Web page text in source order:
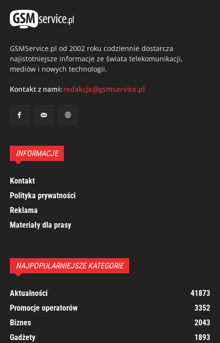
GSMService.pl od 2002 roku codziennie dostarcza
najistotniejsze informacje ze świata telekomunikacji,
mediów i nowych technologii.
Kontakt z nami: redakcja@gsmservice.pl
INFORMACJE
Kontakt
Polityka prywatności
Reklama
Materiały dla prasy
NAJPOPULARNIEJSZE KATEGORIE
Aktualności
41873
Promocje operatorów
3352
Biznes
2043
Gadżety
1893